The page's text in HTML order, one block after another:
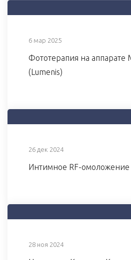
6 мар 2025
Фототерапия на аппарате
(Lumenis)
26 дек 2024
Интимное RF-омоложение
28 ноя 2024